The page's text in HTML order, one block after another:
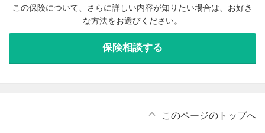
この保険について、さらに詳しい内容が知りたい場合は、お好き
な方法をお選びください。
保険相談する
このページのトップへ